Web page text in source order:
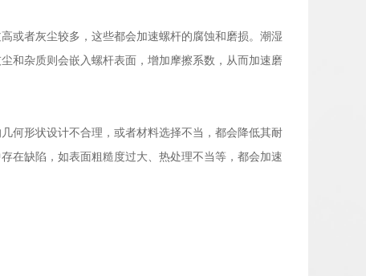
或者灰尘较多，这些都会加速螺杆的腐蚀和磨损。潮湿
和杂质则会嵌入螺杆表面，增加摩擦系数，从而加速磨
何形状设计不合理，或者材料选择不当，都会降低其耐
在缺陷，如表面粗糙度过大、热处理不当等，都会加速